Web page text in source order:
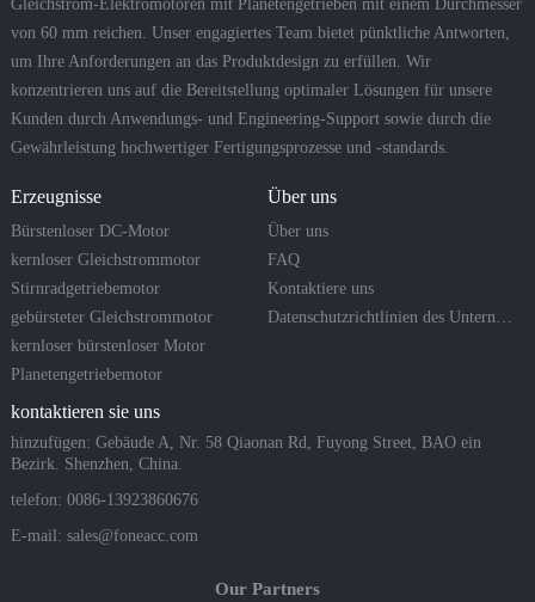
Gleichstrom-Elektromotoren mit Planetengetrieben mit einem Durchmesser
von 60 mm reichen. Unser engagiertes Team bietet pünktliche Antworten,
um Ihre Anforderungen an das Produktdesign zu erfüllen. Wir
konzentrieren uns auf die Bereitstellung optimaler Lösungen für unsere
Kunden durch Anwendungs- und Engineering-Support sowie durch die
Gewährleistung hochwertiger Fertigungsprozesse und -standards.
Erzeugnisse
Bürstenloser DC-Motor
kernloser Gleichstrommotor
Stirnradgetriebemotor
gebürsteter Gleichstrommotor
kernloser bürstenloser Motor
Planetengetriebemotor
Über uns
Über uns
FAQ
Kontaktiere uns
Datenschutzrichtlinien des Unternehmens
kontaktieren sie uns
hinzufügen: Gebäude A, Nr. 58 Qiaonan Rd, Fuyong Street, BAO ein
Bezirk. Shenzhen, China.
telefon: 0086-13923860676
E-mail: sales@foneacc.com
Our Partners